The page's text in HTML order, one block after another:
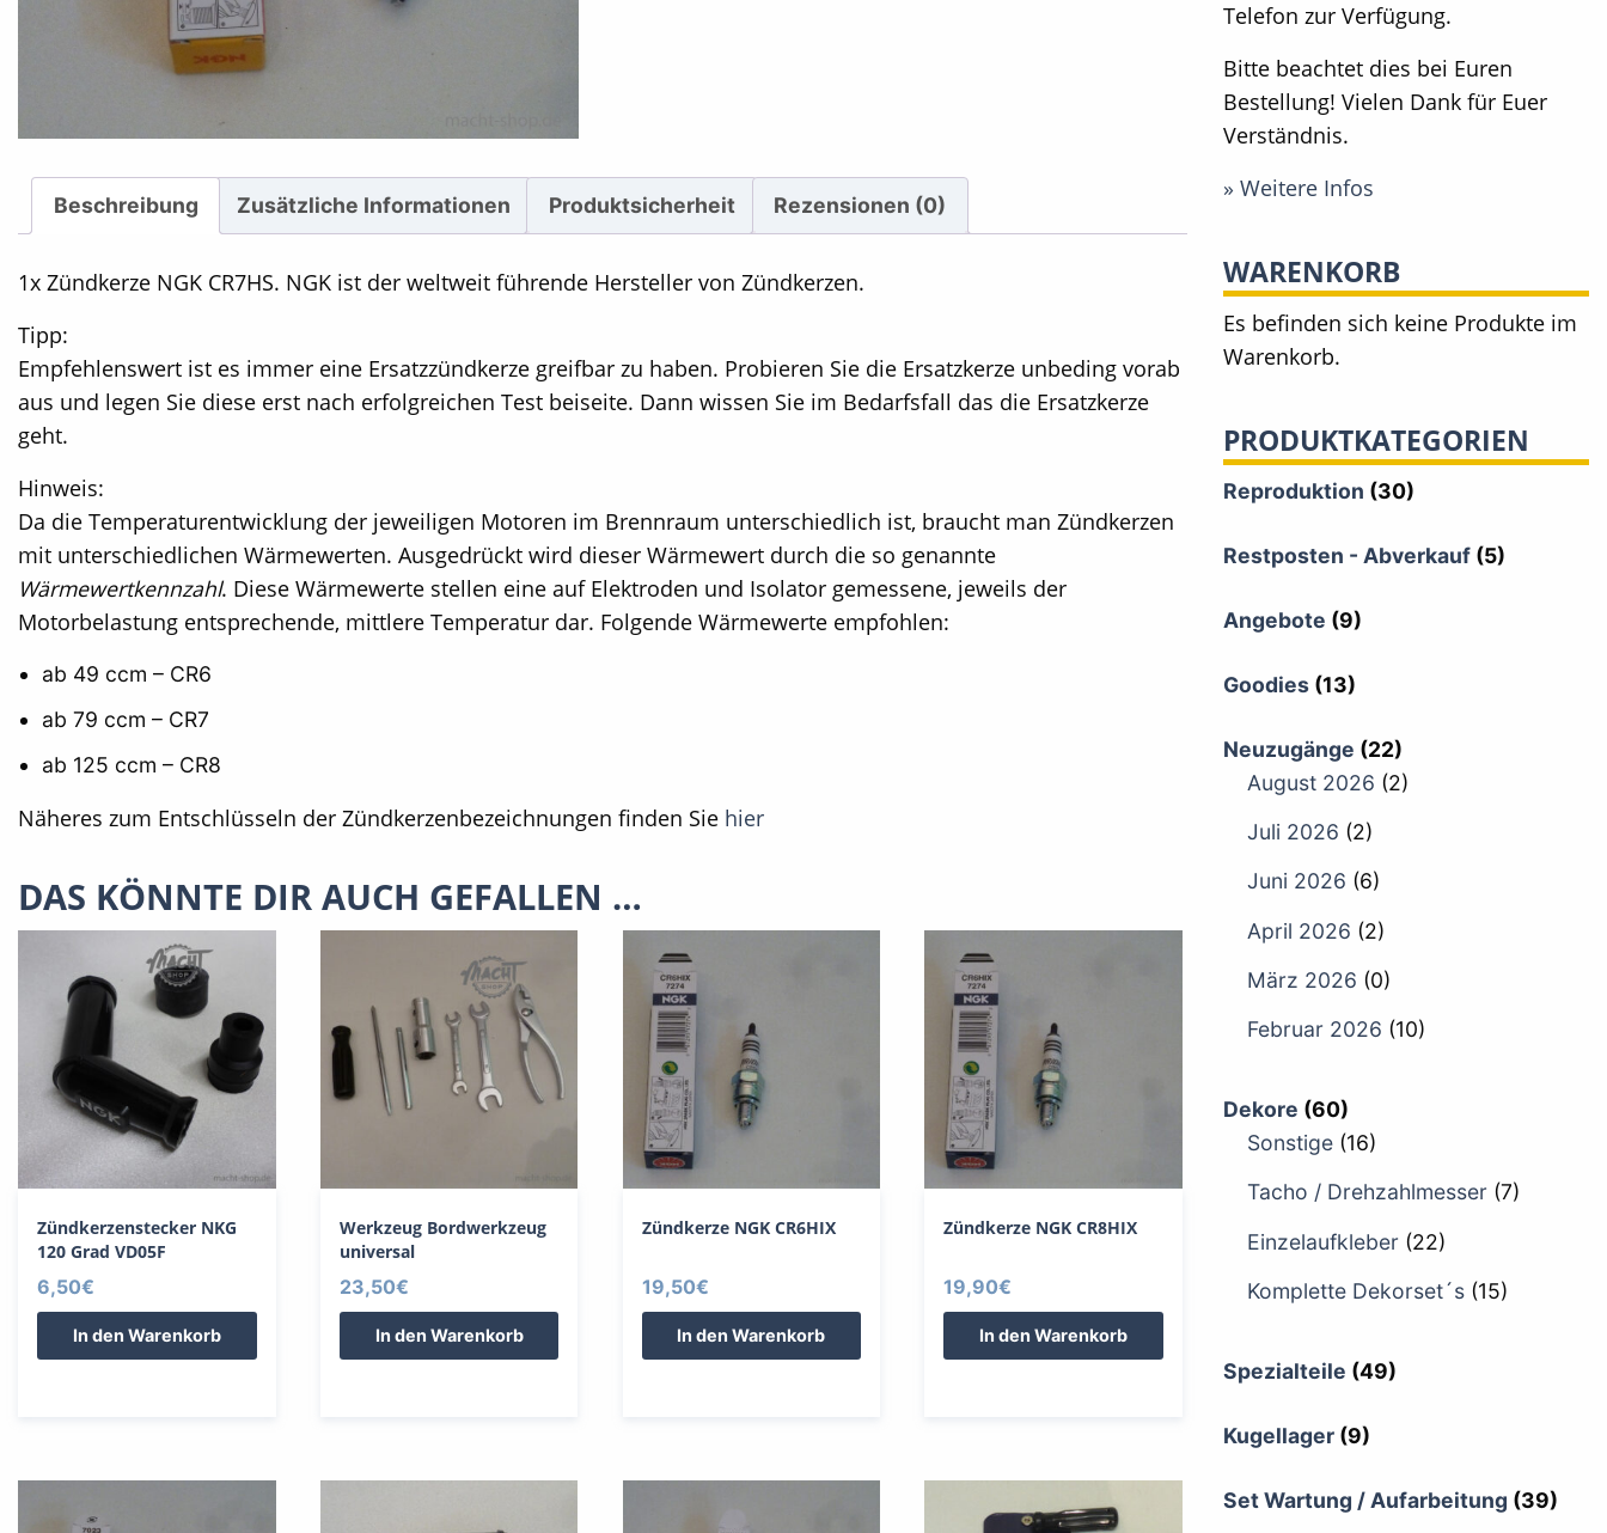
Beschreibung Zusätzliche Informationen Produktsicherheit Rezensionen (0)
1x Zündkerze NGK CR7HS. NGK ist der weltweit führende Hersteller von Zündkerzen.
Tipp:
Empfehlenswert ist es immer eine Ersatzzündkerze greifbar zu haben. Probieren Sie die Ersatzkerze unbeding vorab
aus und legen Sie diese erst nach erfolgreichen Test beiseite. Dann wissen Sie im Bedarfsfall das die Ersatzkerze
geht.
Hinweis:
Da die Temperaturentwicklung der jeweiligen Motoren im Brennraum unterschiedlich ist, braucht man Zündkerzen
mit unterschiedlichen Wärmewerten. Ausgedrückt wird dieser Wärmewert durch die so genannte
Wärmewertkennzahl. Diese Wärmewerte stellen eine auf Elektroden und Isolator gemessene, jeweils der
Motorbelastung entsprechende, mittlere Temperatur dar. Folgende Wärmewerte empfohlen:
ab 49 ccm – CR6
ab 79 ccm – CR7
ab 125 ccm – CR8
Näheres zum Entschlüsseln der Zündkerzenbezeichnungen finden Sie hier
DAS KÖNNTE DIR AUCH GEFALLEN …
Zündkerzenstecker NKG
120 Grad VD05F
6,50€
In den Warenkorb
Werkzeug Bordwerkzeug
universal
23,50€
In den Warenkorb
Zündkerze NGK CR6HIX
19,50€
In den Warenkorb
Zündkerze NGK CR8HIX
19,90€
In den Warenkorb
Telefon zur Verfügung.
Bitte beachtet dies bei Euren
Bestellung! Vielen Dank für Euer
Verständnis.
» Weitere Infos
WARENKORB
Es befinden sich keine Produkte im
Warenkorb.
PRODUKTKATEGORIEN
Reproduktion (30)
Restposten - Abverkauf (5)
Angebote (9)
Goodies (13)
Neuzugänge (22)
August 2026 (2)
Juli 2026 (2)
Juni 2026 (6)
April 2026 (2)
März 2026 (0)
Februar 2026 (10)
Dekore (60)
Sonstige (16)
Tacho / Drehzahlmesser (7)
Einzelaufkleber (22)
Komplette Dekorset´s (15)
Spezialteile (49)
Kugellager (9)
Set Wartung / Aufarbeitung (39)